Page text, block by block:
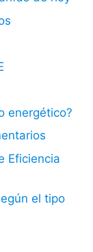
energético?
Eficiencia
el tipo